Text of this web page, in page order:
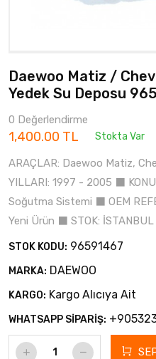
Daewoo Matiz /
Yedek Su Deposu
0 Değerlendirme
1,400.00 TL Stokta Var
ARAÇLAR: Daewoo Matiz,
YILLARI: 1997 - 2005 ⬛
Soğutma Sistemi ⬛ OEM
Yeni Ürün ⬛ STOK:
STOK KODU: 96591467
MARKA: DAEWOO
KARGO: Kargo Alıcıya Ait
WHATSAPP SİPARİŞ: